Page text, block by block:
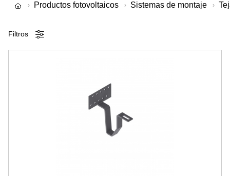
Productos fotovoltaicos Sistemas de montaje
Filtros